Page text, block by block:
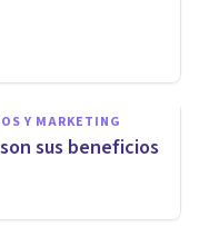
Y MARKETING
sus beneficios